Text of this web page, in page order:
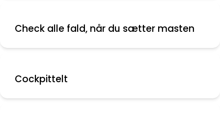
Check alle fald, når du sætter masten
Cockpittelt